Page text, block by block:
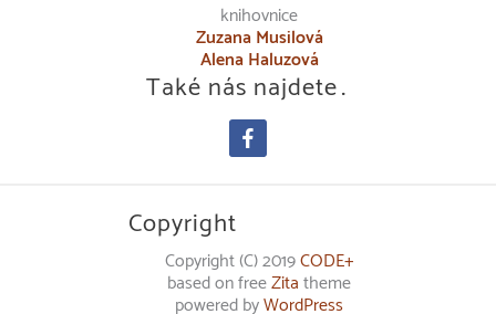
knihovnice
Zuzana Musilová
Alena Haluzová
Také nás najdete…
facebook
Copyright
Copyright (C) 2019CODE+
based on freeZitatheme
powered byWordPress